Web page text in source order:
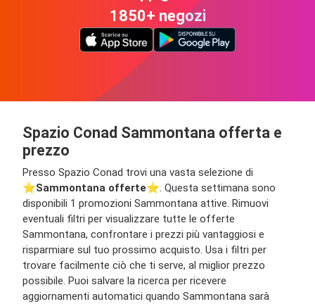
1850+ negozi
Spazio Conad Sammontana offerta e
prezzo
Presso Spazio Conad trovi una vasta selezione di
⭐️Sammontana offerte⭐️. Questa settimana sono
disponibili 1 promozioni Sammontana attive. Rimuovi
eventuali filtri per visualizzare tutte le offerte
Sammontana, confrontare i prezzi più vantaggiosi e
risparmiare sul tuo prossimo acquisto. Usa i filtri per
trovare facilmente ciò che ti serve, al miglior prezzo
possibile. Puoi salvare la ricerca per ricevere
aggiornamenti automatici quando Sammontana sarà